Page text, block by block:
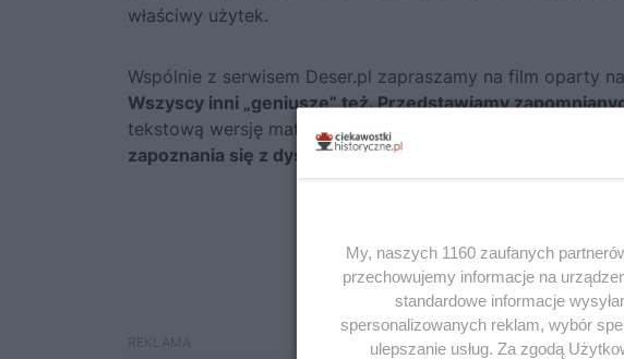
właściwy użytek.
Wspólnie z serwisem Deser.pl zapraszamy na film oparty
Wszyscy inni „geniusze” też. Przedstawiamy
tekstową wersję materiału znajdziecie
zapoznania się z dyskusją pod filmem.
My, naszych 1160 zaufanych
przechowujemy informacje na
standardowe informacje
spersonalizowanych reklam, wybór
ulepszanie usług. Za zgodą